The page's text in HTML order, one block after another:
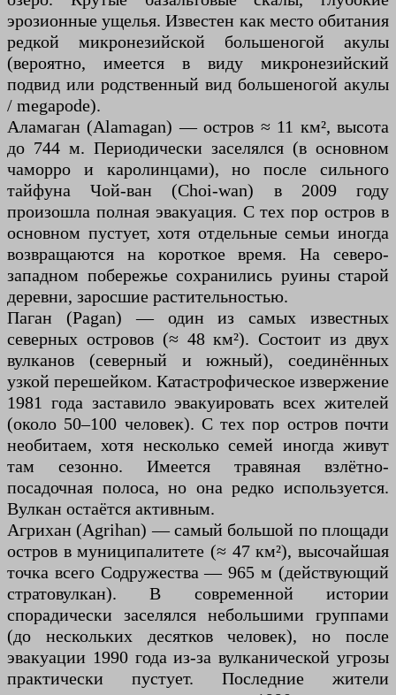
эрозионные ущелья. Известен как место обитания
редкой микронезийской большеногой акулы
(вероятно, имеется в виду микронезийский
подвид или родственный вид большеногой акулы
/ megapode).
Аламаган (Alamagan) — остров ≈ 11 км², высота
до 744 м. Периодически заселялся (в основном
чаморро и каролинцами), но после сильного
тайфуна Чой-ван (Choi-wan) в 2009 году
произошла полная эвакуация. С тех пор остров в
основном пустует, хотя отдельные семьи иногда
возвращаются на короткое время. На северо-
западном побережье сохранились руины старой
деревни, заросшие растительностью.
Паган (Pagan) — один из самых известных
северных островов (≈ 48 км²). Состоит из двух
вулканов (северный и южный), соединённых
узкой перешейком. Катастрофическое извержение
1981 года заставило эвакуировать всех жителей
(около 50–100 человек). С тех пор остров почти
необитаем, хотя несколько семей иногда живут
там сезонно. Имеется травяная взлётно-
посадочная полоса, но она редко используется.
Вулкан остаётся активным.
Агрихан (Agrihan) — самый большой по площади
остров в муниципалитете (≈ 47 км²), высочайшая
точка всего Содружества — 965 м (действующий
стратовулкан). В современной истории
спорадически заселялся небольшими группами
(до нескольких десятков человек), но после
эвакуации 1990 года из-за вулканической угрозы
практически пустует. Последние жители